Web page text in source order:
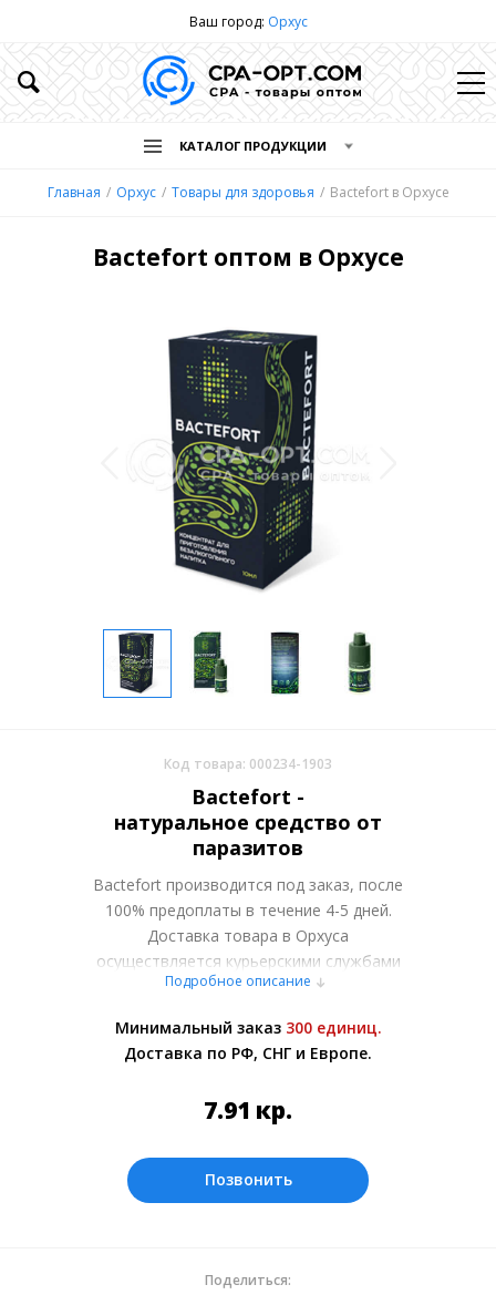
Ваш город: Орхус
КАТАЛОГ ПРОДУКЦИИ
Главная Орхус Товары для здоровья Bactefort в Орхусе
Bactefort оптом в Орхусе
Код товара: 000234-1903
Bactefort -
натуральное средство от
паразитов
Bactefort производится под заказ, после
100% предоплаты в течение 4-5 дней.
Доставка товара в Орхуса
осуществляется курьерскими службами
или самовывозом со склада в Москве.
менеджером.
Оплата производится в рублях. Цены на
08.08.2026. Текущий курс 10 руб.= 1.0273
Подробное описание
Минимальный заказ 300 единиц.
Доставка по РФ, СНГ и Европе.
7.91 кр.
Позвонить
Поделиться: